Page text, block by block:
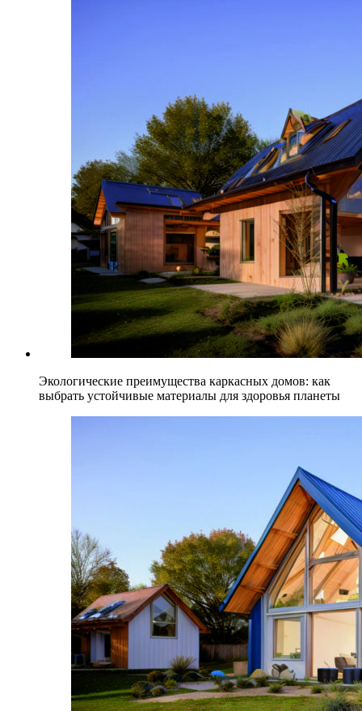
Экологические преимущества каркасных домов: как
выбрать устойчивые материалы для здоровья планеты